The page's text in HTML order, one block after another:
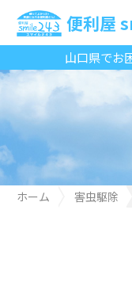
山口県でお
便利屋
ホーム
害虫駆除